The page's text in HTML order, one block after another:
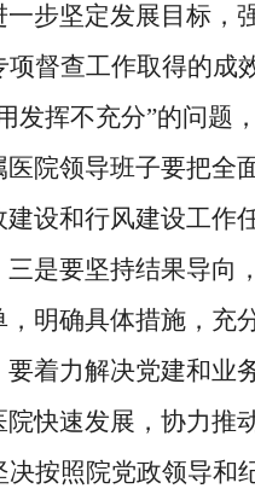
一步坚定发展目标，
项督查工作取得的成
发挥不充分”的问题
医院领导班子要把全
设和行风建设工作任
三是要坚持结果导向
明确具体措施，充
要着力解决党建和业
院快速发展 ，协力推
决按照院党政领导和